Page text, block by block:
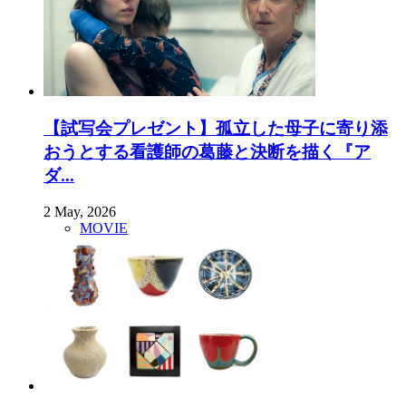
【試写会プレゼント】孤立した母子に寄り添
おうとする看護師の葛藤と決断を描く『ア
ダ...
2 May, 2026
MOVIE